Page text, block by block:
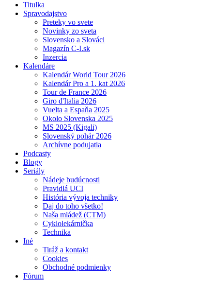
Titulka
Spravodajstvo
Preteky vo svete
Novinky zo sveta
Slovensko a Slováci
Magazín C-I.sk
Inzercia
Kalendáre
Kalendár World Tour 2026
Kalendár Pro a 1. kat 2026
Tour de France 2026
Giro d'Italia 2026
Vuelta a Espaňa 2025
Okolo Slovenska 2025
MS 2025 (Kigali)
Slovenský pohár 2026
Archívne podujatia
Podcasty
Blogy
Seriály
Nádeje budúcnosti
Pravidlá UCI
História vývoja techniky
Daj do toho všetko!
Naša mládež (CTM)
Cyklolekárnička
Technika
Iné
Tiráž a kontakt
Cookies
Obchodné podmienky
Fórum